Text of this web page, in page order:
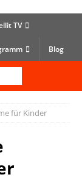
TV
Blog
für Kinder